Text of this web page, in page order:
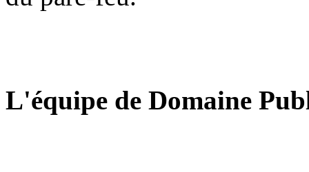
L'équipe de Domaine